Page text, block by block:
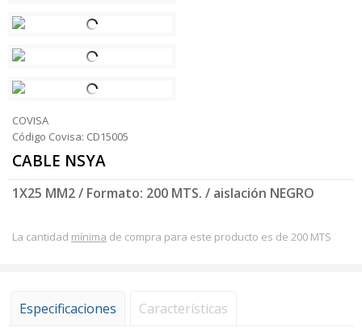
COVISA
Código Covisa: CD15005
CABLE NSYA
1X25 MM2 / Formato: 200 MTS. / aislación NEGRO
La cantidad mínima de compra para este producto es de 200 MTS
Especificaciones Características